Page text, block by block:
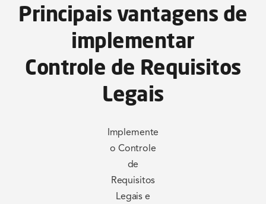
Principais vantagens de
implementar
Controle de Requisitos
Legais
Implemente
o Controle
de
Requisitos
Legais e